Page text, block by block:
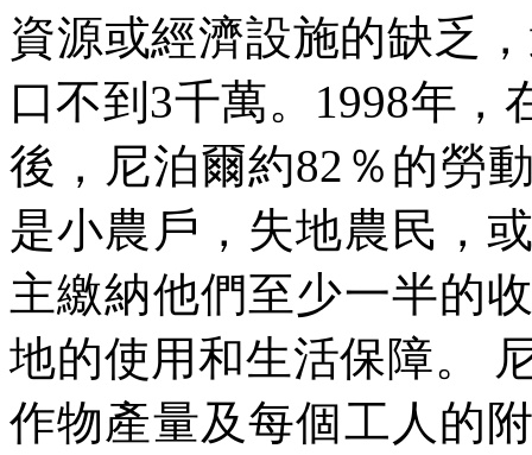
資源或經濟設施的缺乏
口不到 3千萬。 1998年，
後，尼泊爾約82 ％的勞
是小農戶，失地農民，
主繳納他們至少一半的
地的使用和生活保障。
作物產量及每個工人的